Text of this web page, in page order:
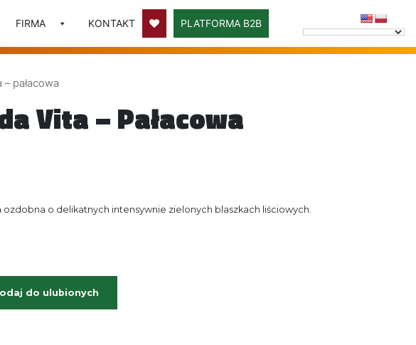
FIRMA KONTAKT PLATFORMA B2B
pałacowa
Vita – Pałacowa
ozdobna o delikatnych intensywnie zielonych blaszkach liściowych.
do ulubionych